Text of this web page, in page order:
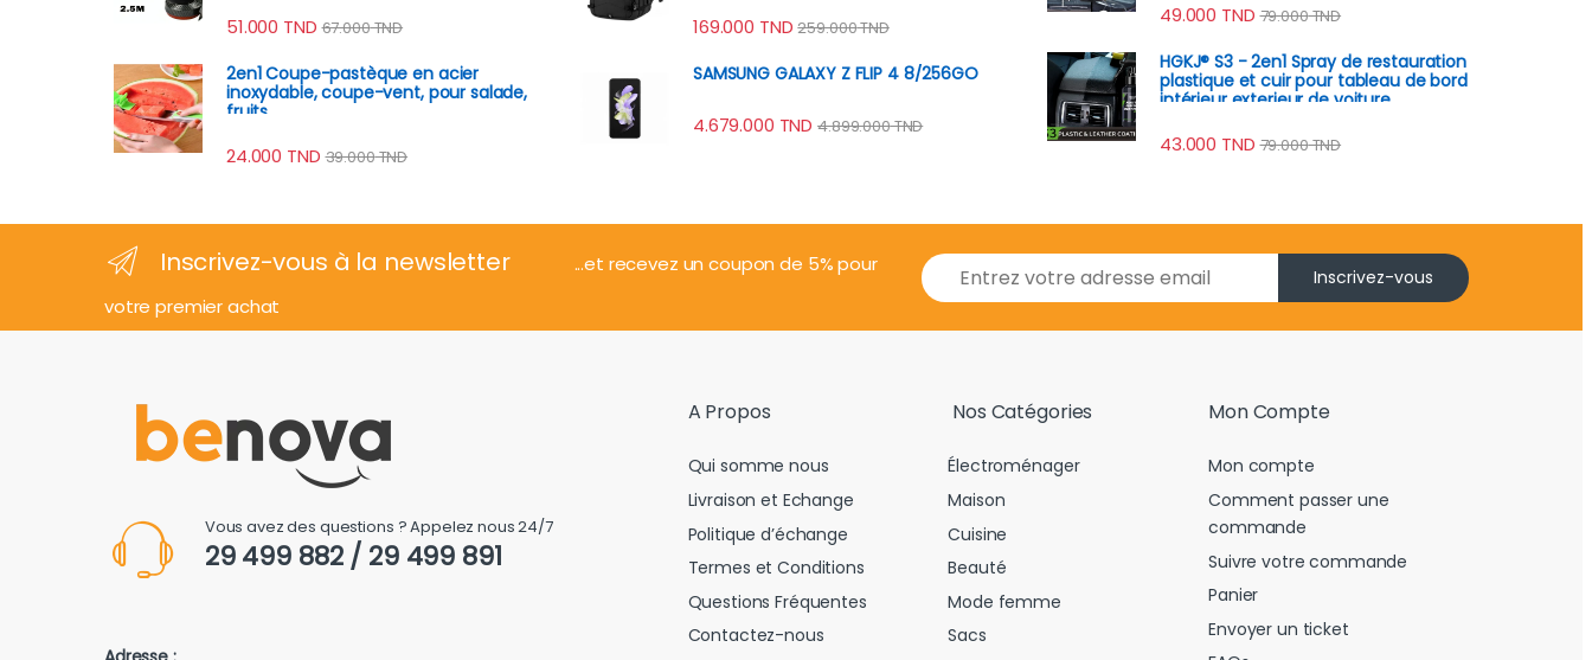
51.000 TND 67.000TND
2en1 Coupe-pastèque en acier
inoxydable, coupe-vent, pour salade,
fruits
24.000 TND 39.000TND
169.000 TND 259.000TND
SAMSUNG GALAXY Z FLIP 4 8/256GO
4.679.000 TND 4.899.000TND
49.000 TND 79.000TND
HGKJ® S3 - 2en1 Spray de restauration
plastique et cuir pour tableau de bord
intérieur exterieur de voiture
43.000 TND 79.000TND
Inscrivez-vous à la newsletter
...et recevez un coupon de 5% pour
votre premier achat
E
m
i
Inscrivez-vous
Vous avez des questions ? Appelez nous 24/7
29 499 882 / 29 499 891
A Propos
Qui somme nous
Livraison et Echange
Politique d’échange
Termes et Conditions
Questions Fréquentes
Contactez-nous
Nos Catégories
Électroménager
Maison
Cuisine
Beauté
Mode femme
Sacs
Mon Compte
Mon compte
Comment passer une
commande
Suivre votre commande
Panier
Envoyer un ticket